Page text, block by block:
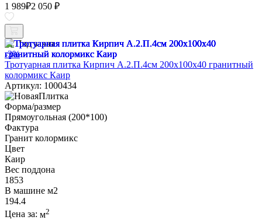
1 989₽2 050 ₽
Под заказ
-3%
Тротуарная плитка Кирпич А.2.П.4см 200х100х40 гранитный
колормикс Каир
Артикул: 1000434
Форма/размер
Прямоугольная (200*100)
Фактура
Гранит колормикс
Цвет
Каир
Вес поддона
1853
В машине м2
194.4
Цена за: м2